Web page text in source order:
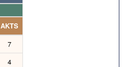
AKTS
7
4